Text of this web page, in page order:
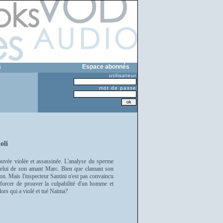
Espace abonnés
utilisateur
mot de passe
violée et assassinée. L'analyse du sperme
de son amant Marc. Bien que clamant son
Mais l'inspecteur Santini n'est pas convaincu
de prouver la culpabilité d'un homme et
qui a violé et tué Naïma?